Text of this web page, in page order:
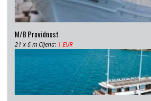
M/B Providnost
21 x 6 m Cijena: 1 EUR